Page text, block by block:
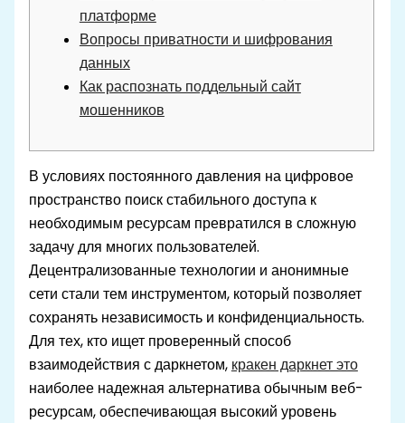
платформе
Вопросы приватности и шифрования
данных
Как распознать поддельный сайт
мошенников
В условиях постоянного давления на цифровое
пространство поиск стабильного доступа к
необходимым ресурсам превратился в сложную
задачу для многих пользователей.
Децентрализованные технологии и анонимные
сети стали тем инструментом, который позволяет
сохранять независимость и конфиденциальность.
Для тех, кто ищет проверенный способ
взаимодействия с даркнетом, кракен даркнет это
наиболее надежная альтернатива обычным веб-
ресурсам, обеспечивающая высокий уровень